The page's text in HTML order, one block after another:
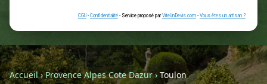
Géolocalisez-moi automatiquement !
Accueil›Provence Alpes Cote Dazur› Toulon